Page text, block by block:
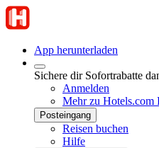
App herunterladen
Sichere dir Sofortrabatte
Anmelden
Mehr zu Hotels.com
Posteingang
Reisen buchen
Hilfe